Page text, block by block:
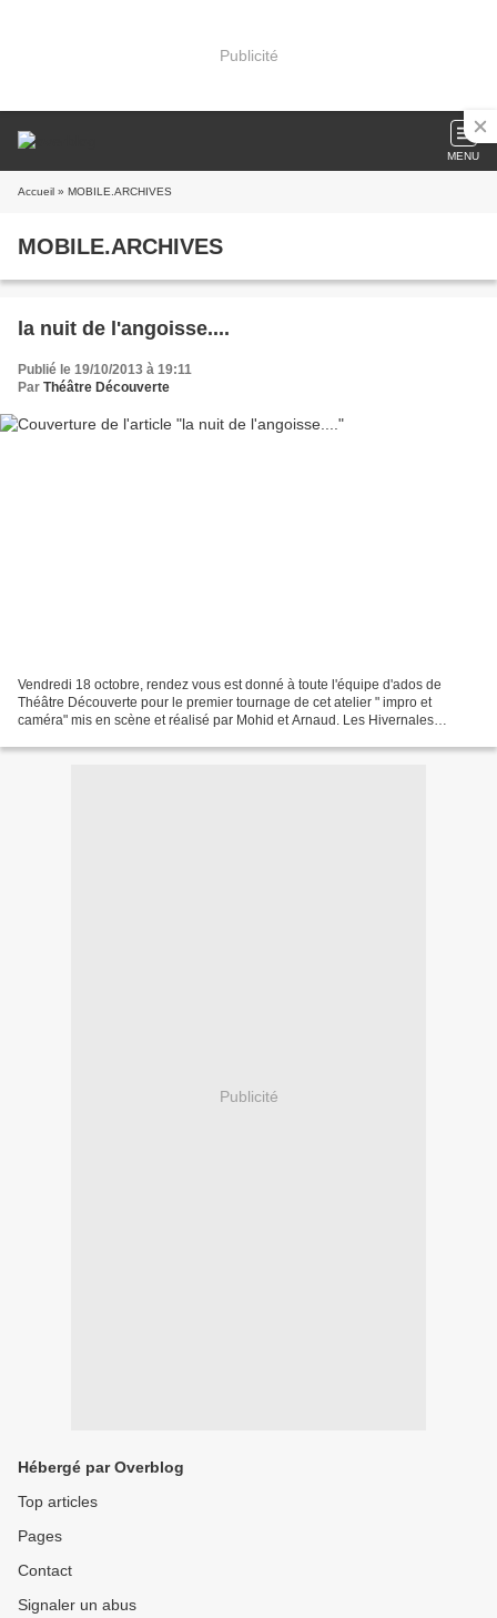
Publicité
MENU
Accueil » MOBILE.ARCHIVES
MOBILE.ARCHIVES
la nuit de l'angoisse....
Publié le 19/10/2013 à 19:11
Par Théâtre Découverte
Vendredi 18 octobre, rendez vous est donné à toute l'équipe d'ados de
Théâtre Découverte pour le premier tournage de cet atelier " impro et
caméra" mis en scène et réalisé par Mohid et Arnaud. Les Hivernales
Publicité
Hébergé par Overblog
Top articles
Pages
Contact
Signaler un abus